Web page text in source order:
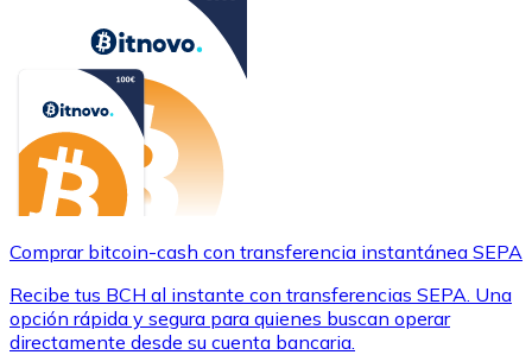
Comprar bitcoin-cash con transferencia instantánea SEPA
Recibe tus BCH al instante con transferencias SEPA. Una
opción rápida y segura para quienes buscan operar
directamente desde su cuenta bancaria.